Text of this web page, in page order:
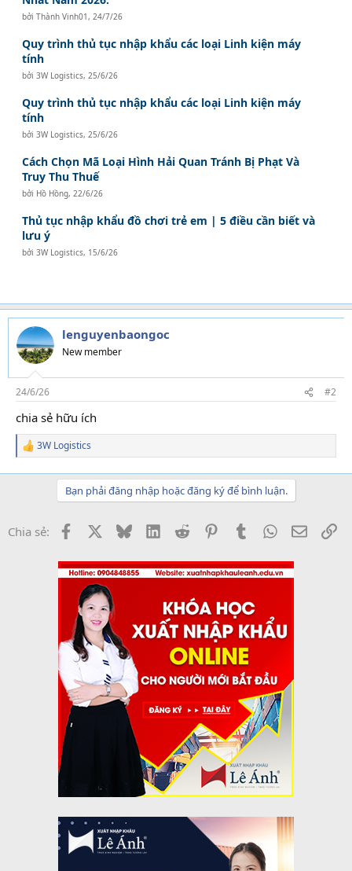
bởiThành Vinh01 , 24/7/26
Quy trình thủ tục nhập khẩu các loại Linh kiện máy
tính
bởi3W Logistics, 25/6/26
Quy trình thủ tục nhập khẩu các loại Linh kiện máy
tính
bởi3W Logistics, 25/6/26
Cách Chọn Mã Loại Hình Hải Quan Tránh Bị Phạt Và
Truy Thu Thuế
bởi Hồ Hồng, 22/6/26
Thủ tục nhập khẩu đồ chơi trẻ em | 5 điều cần biết và
lưu ý
bởi3W Logistics, 15/6/26
lenguyenbaongoc
New member
24/6/26 #2
chia sẻ hữu ích
R
a
o
n
3W Logistics
Bạn phải đăng nhập hoặc đăng ký để bình luận.
Chia sẻ: Facebook BlueskyLinkedInReddit PinterestTumblrWhatsApp
Email